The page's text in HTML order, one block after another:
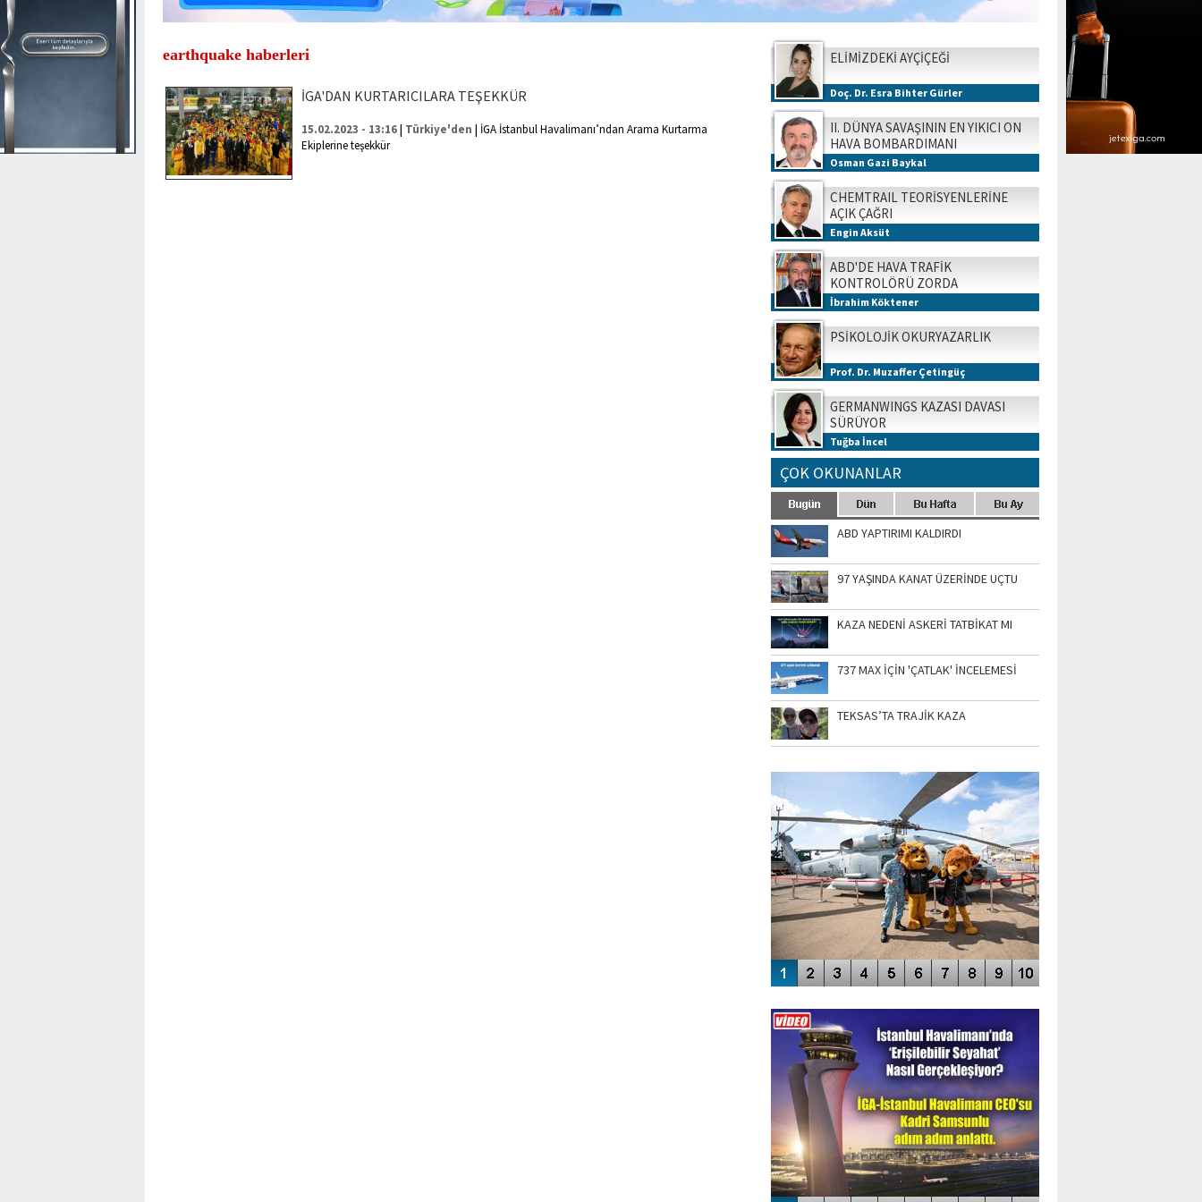
earthquake haberleri
İGA'DAN KURTARICILARA TEŞEKKÜR
15.02.2023 - 13:16| Türkiye'den | İGA İstanbul Havalimanı’ndan Arama Kurtarma
Ekiplerine teşekkür
ELİMİZDEKİ AYÇİÇEĞİ
Doç. Dr. Esra Bihter Gürler
II. DÜNYA SAVAŞININ EN YIKICI ON
HAVA BOMBARDIMANI
Osman Gazi Baykal
CHEMTRAIL TEORİSYENLERİNE
AÇIK ÇAĞRI
Engin Aksüt
ABD'DE HAVA TRAFİK
KONTROLÖRÜ ZORDA
İbrahim Köktener
PSİKOLOJİK OKURYAZARLIK
Prof. Dr. Muzaffer Çetingüç
GERMANWINGS KAZASI DAVASI
SÜRÜYOR
Tuğba İncel
ÇOK OKUNANLAR
ABD YAPTIRIMI KALDIRDI
97 YAŞINDA KANAT ÜZERİNDE UÇTU
KAZA NEDENİ ASKERİ TATBİKAT MI
737 MAX İÇİN 'ÇATLAK' İNCELEMESİ
TEKSAS’TA TRAJİK KAZA
SİNGAPUR AIRSHOW-2020
ENGELLERİN AŞILDIĞI HAVALİMANI